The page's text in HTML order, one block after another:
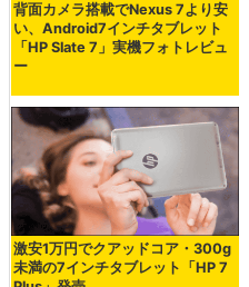
背面カメラ搭載でNexus 7より安
い、Android7インチタブレット
「HP Slate 7」実機フォトレビュ
ー
激安1万円でクアッドコア・300g
未満の7インチタブレット「HP 7